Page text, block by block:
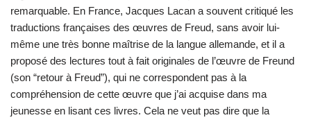
remarquable. En France, Jacques Lacan a souvent critiqué les
traductions françaises des œuvres de Freud, sans avoir lui-
même une très bonne maîtrise de la langue allemande, et il a
proposé des lectures tout à fait originales de l’œuvre de Freund
(son “retour à Freud”), qui ne correspondent pas à la
compréhension de cette œuvre que j’ai acquise dans ma
jeunesse en lisant ces livres. Cela ne veut pas dire que la